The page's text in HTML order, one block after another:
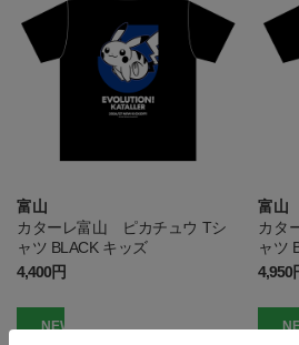
富山
カターレ富山 ピカチュウ Tシ
ャツ BLACK キッズ
4,400円
富山
カタ
ャツ
4,950
NEW